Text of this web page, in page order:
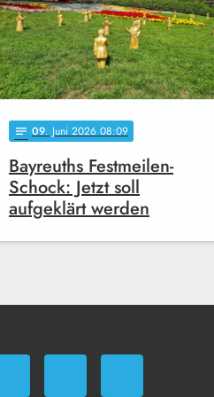
notes 09. Juni 2026 08:09
Bayreuths Festmeilen-
Schock: Jetzt soll
aufgeklärt werden